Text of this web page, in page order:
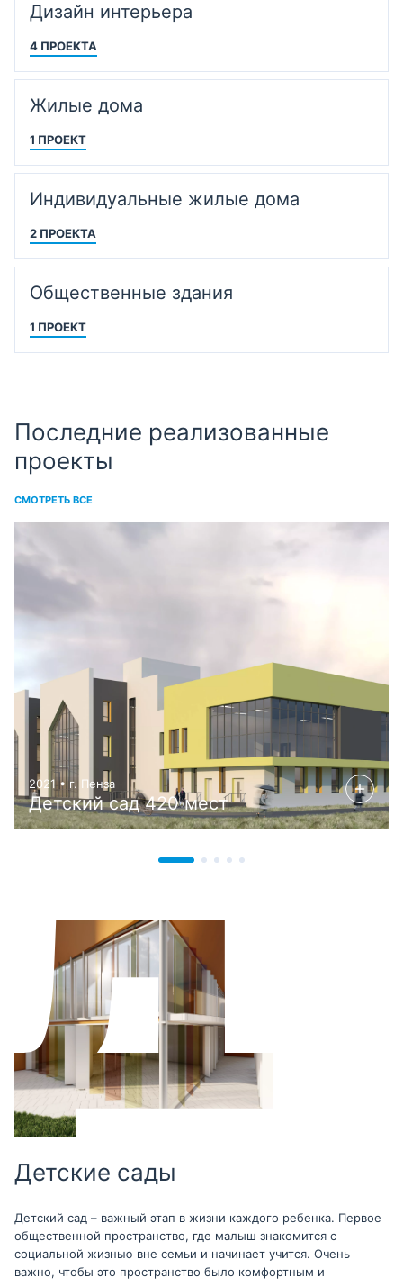
Дизайн интерьера
4 ПРОЕКТА
Жилые дома
1 ПРОЕКТ
Индивидуальные жилые дома
2 ПРОЕКТА
Общественные здания
1 ПРОЕКТ
Последние реализованные
проекты
СМОТРЕТЬ ВСЕ
2021 • г. Пенза
Детский сад 420 мест
Детские сады
Детский сад – важный этап в жизни каждого ребенка. Первое
общественной пространство, где малыш знакомится с
социальной жизнью вне семьи и начинает учится. Очень
важно, чтобы это пространство было комфортным и